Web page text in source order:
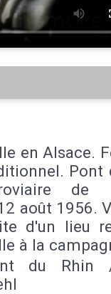
en Alsace.
Pont
de
août 1956.
d'un lieu
à la
du Rhin